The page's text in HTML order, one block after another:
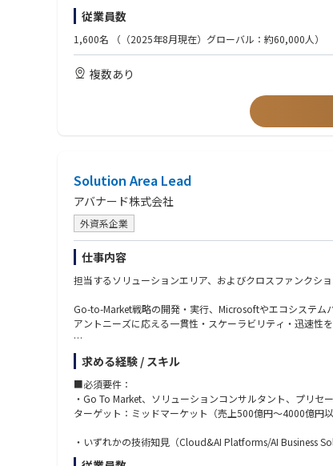
■主な業務内容
・戦略・事業開発
MicrosoftおよびAccenture Microsoft Business Groupとの連
エグゼクティブレベルでのクライアント対応と満足度向上
プロジェクトの成功事例の創出と展開
デリバリーリードとの連携による課題解決と成果最大化
・組織・人材開発
人材配置・育成戦略の立案と実行
マネージドサービスの拡大と長期的なクライアント関係の
※Microsoft技術知見をお持ちでなくとも、オンプレミスの
語り、クライアントの経営・IT課題の本質に踏み込み価値を
・Microsoft Dynamics ERP・CRMの導入経験
・MicrosoftやAccentureなどの大手パートナーとの協業経験
・組織およびビジネスのトランスフォーメーションのスピ
・業界でのプレゼンスを高めるための発信力に興味関心のあ
従業員数
1,600名 （（2025年8月現在）グローバル：約60,000人）
複数あり
Solution Area Lead
アバナード株式会社
外資系企業
仕事内容
担当するソリューションエリア、およびクロスファンクシ
Go-to-Market戦略の開発・実行、Microsoftやエコシステム
アントニーズに応える一貫性・スケーラビリティ・迅速性を
ソリューションエリアについて：
Cloud&AI Platforms/AI Business Solutions/Security
https://www.avanade.com/ja-jp/services/integrated-
■主な業務内容
・各ソリューションエンジニア・クロスファンクショナル
求める経験 / スキル
■必須要件：
・Go To Market、ソリューションコンサルタント、プリセ
ターゲット：ミッドマーケット（売上500億円～4000億円
・いずれかの技術知見（Cloud&AI Platforms/AI Business